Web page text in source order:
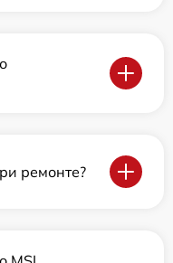
ремонте?